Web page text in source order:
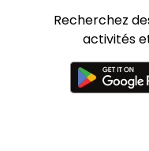
Recherchez
activités